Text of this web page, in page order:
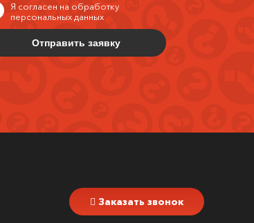
Я согласен на обработку
персональных данных
Заказать звонок